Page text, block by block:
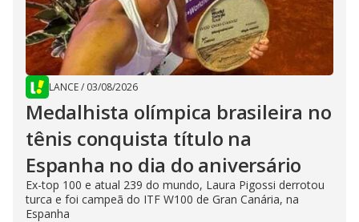
LANCE/ 03/08/2026
Medalhista olímpica brasileira no
tênis conquista título na
Espanha no dia do aniversário
Ex-top 100 e atual 239 do mundo, Laura Pigossi derrotou
turca e foi campeã do ITF W100 de Gran Canária, na
Espanha